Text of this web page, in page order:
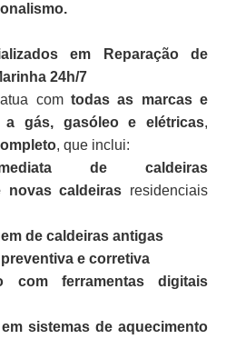
em Reparação de
24h/7
com todas as marcas e
a gás, gasóleo e elétricas,
, que inclui:
de caldeiras
novas caldeiras residenciais
de caldeiras antigas
e corretiva
com ferramentas digitais
sistemas de aquecimento